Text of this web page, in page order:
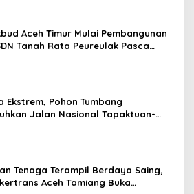
Aceh Timur Mulai Pembangunan
Tanah Rata Peureulak Pasca
Ekstrem, Pohon Tumbang
Jalan Nasional Tapaktuan-
Tenaga Terampil Berdaya Saing,
Aceh Tamiang Buka